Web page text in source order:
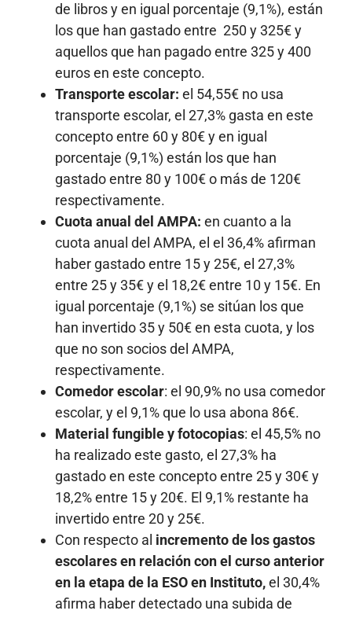
de libros y en igual porcentaje (9,1%), están
los que han gastado entre 250 y 325€ y
aquellos que han pagado entre 325 y 400
euros en este concepto.
Transporte escolar: el 54,55€ no usa
transporte escolar, el 27,3% gasta en este
concepto entre 60 y 80€ y en igual
porcentaje (9,1%) están los que han
gastado entre 80 y 100€ o más de 120€
respectivamente.
Cuota anual del AMPA: en cuanto a la
cuota anual del AMPA, el el 36,4% afirman
haber gastado entre 15 y 25€, el 27,3%
entre 25 y 35€ y el 18,2€ entre 10 y 15€. En
igual porcentaje (9,1%) se sitúan los que
han invertido 35 y 50€ en esta cuota, y los
que no son socios del AMPA,
respectivamente.
Comedor escolar: el 90,9% no usa comedor
escolar, y el 9,1% que lo usa abona 86€.
Material fungible y fotocopias: el 45,5% no
ha realizado este gasto, el 27,3% ha
gastado en este concepto entre 25 y 30€ y
18,2% entre 15 y 20€. El 9,1% restante ha
invertido entre 20 y 25€.
Con respecto al incremento de los gastos
escolares en relación con el curso anterior
en la etapa de la ESO en Instituto,el 30,4%
afirma haber detectado una subida de